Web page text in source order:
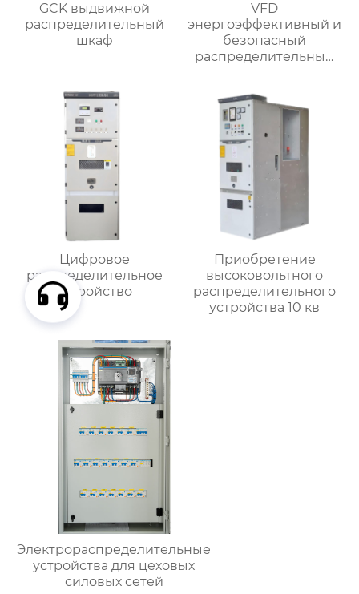
GCK выдвижной
распределительный
шкаф
VFD
энергоэффективный и
безопасный
распределительный
Цифровое
распределительное
устройство
Приобретение
высоковольтного
распределительного
устройства 10 кв
Электрораспределительные
устройства для цеховых
силовых сетей